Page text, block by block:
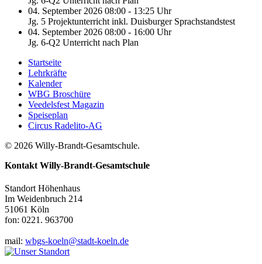
04. September 2026 08:00 - 13:25 Uhr
Jg. 5 Projektunterricht inkl. Duisburger Sprachstandstest
04. September 2026 08:00 - 16:00 Uhr
Jg. 6-Q2 Unterricht nach Plan
Startseite
Lehrkräfte
Kalender
WBG Broschüre
Veedelsfest Magazin
Speiseplan
Circus Radelito-AG
© 2026 Willy-Brandt-Gesamtschule.
Kontakt Willy-Brandt-Gesamtschule
Standort Höhenhaus
Im Weidenbruch 214
51061 Köln
fon: 0221. 963700
mail: wbgs-koeln@stadt-koeln.de